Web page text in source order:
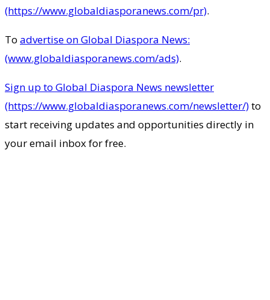
(https://www.globaldiasporanews.com/pr).
To advertise on Global Diaspora News:
(www.globaldiasporanews.com/ads).
Sign up to Global Diaspora News newsletter
(https://www.globaldiasporanews.com/newsletter/)to
start receiving updates and opportunities directly in
your email inbox for free.